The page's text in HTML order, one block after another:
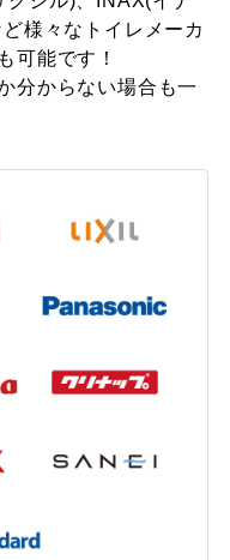
すくなりまし
がとう。
るので早く直っ
O様
うかと思った
様々なトイレメーカ
可能です！
分からない場合も一